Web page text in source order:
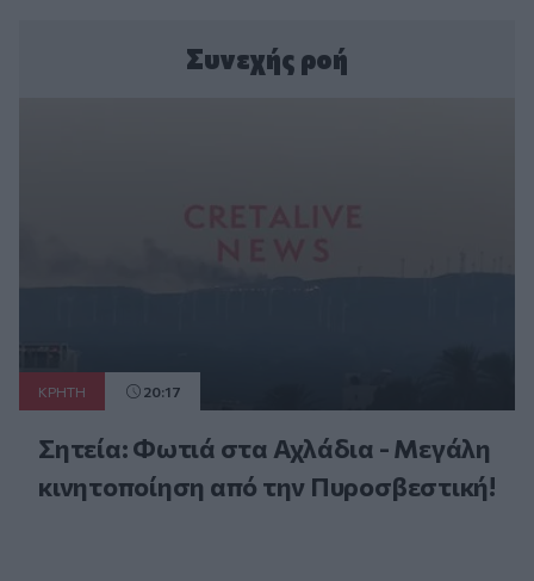
Συνεχής ροή
ΚΡΗΤΗ 20:17
Σητεία: Φωτιά στα Αχλάδια - Μεγάλη
κινητοποίηση από την Πυροσβεστική!